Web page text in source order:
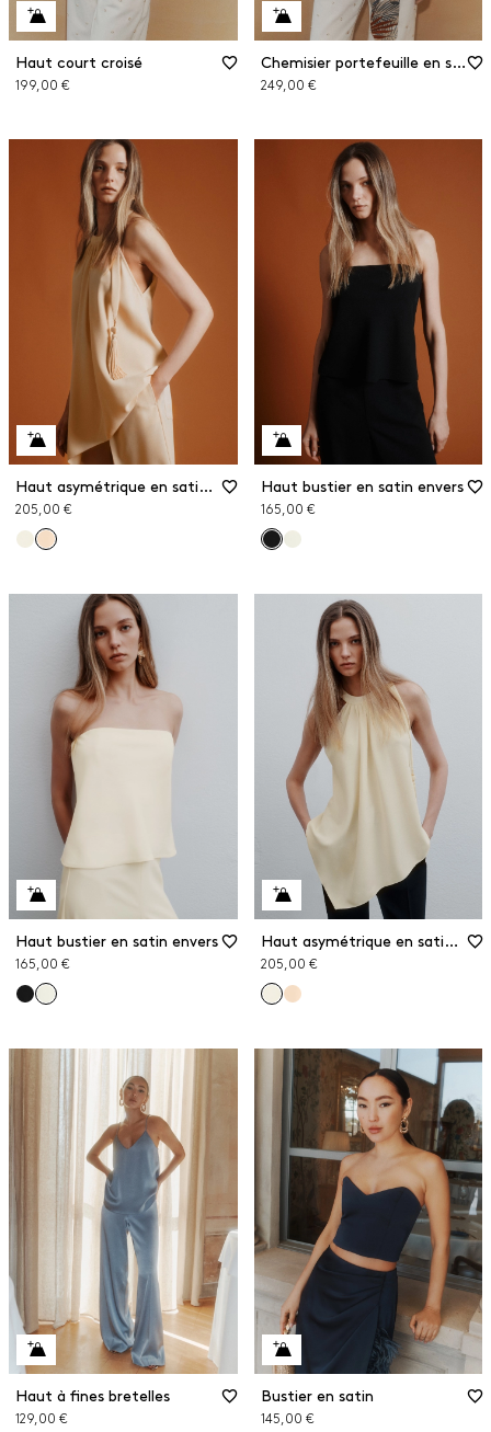
Haut court croisé
199,00 €
Chemisier portefeuille en soie
249,00 €
Haut asymétrique en satin envers
205,00 €
Haut bustier en satin envers
165,00 €
Haut bustier en satin envers
165,00 €
Haut asymétrique en satin envers
205,00 €
Haut à fines bretelles
129,00 €
Bustier en satin
145,00 €